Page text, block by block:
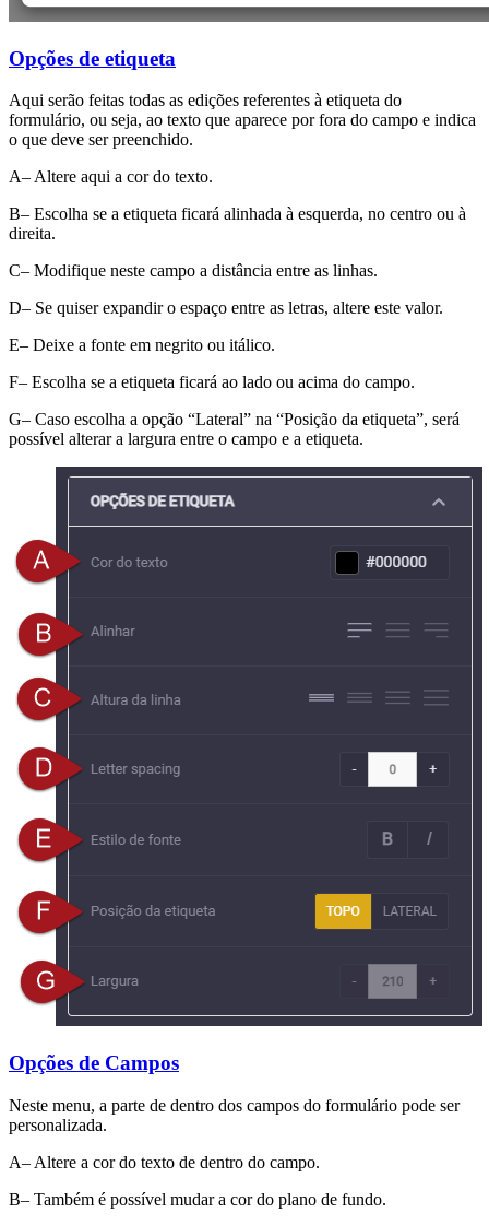
Opções de etiqueta
Aqui serão feitas todas as edições referentes à etiqueta do
formulário, ou seja, ao texto que aparece por fora do campo e indica
o que deve ser preenchido.
A– Altere aqui a cor do texto.
B– Escolha se a etiqueta ficará alinhada à esquerda, no centro ou à
direita.
C– Modifique neste campo a distância entre as linhas.
D– Se quiser expandir o espaço entre as letras, altere este valor.
E– Deixe a fonte em negrito ou itálico.
F– Escolha se a etiqueta ficará ao lado ou acima do campo.
G– Caso escolha a opção “Lateral” na “Posição da etiqueta”, será
possível alterar a largura entre o campo e a etiqueta.
Opções de Campos
Neste menu, a parte de dentro dos campos do formulário pode ser
personalizada.
A– Altere a cor do texto de dentro do campo.
B– Também é possível mudar a cor do plano de fundo.